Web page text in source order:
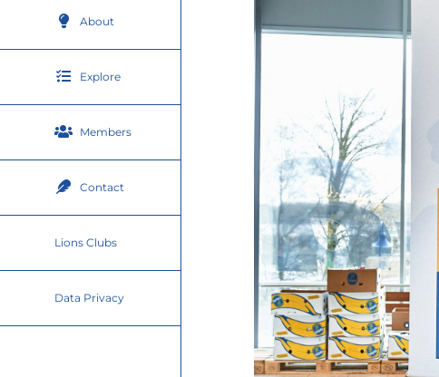
About
Explore
Members
Contact
Lions Clubs
Data Privacy